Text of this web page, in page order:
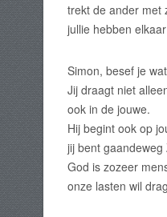
trekt de ander
jullie hebben
Simon, besef je
Jij draagt niet
ook in de jouwe.
Hij begint ook op
jij bent
God is zozeer
onze lasten wil